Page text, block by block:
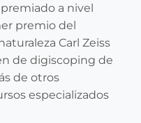
a nivel
premio del
Carl Zeiss
de digiscoping de
de otros
especializados